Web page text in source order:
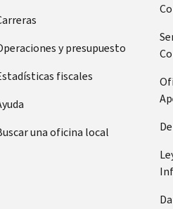
y presupuesto
fiscales
una oficina local